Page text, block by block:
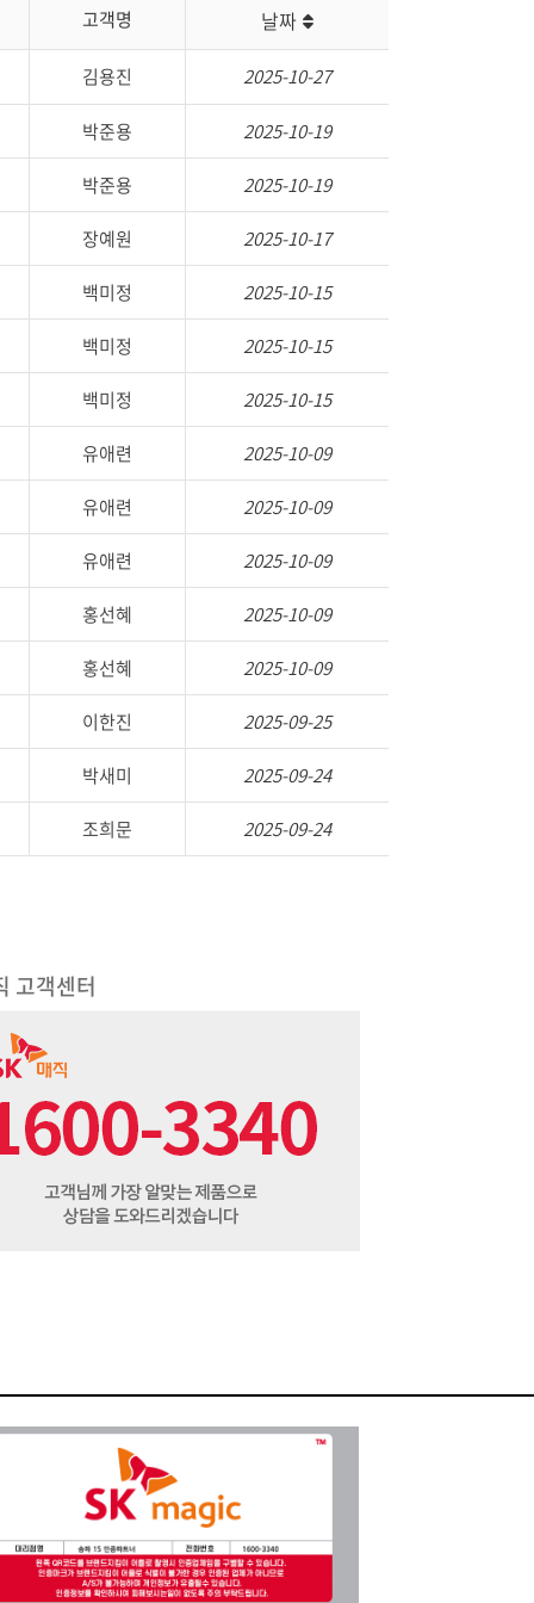
고객명 날짜
김용진 2025-10-27
박준용 2025-10-19
박준용 2025-10-19
장예원 2025-10-17
백미정 2025-10-15
백미정 2025-10-15
백미정 2025-10-15
유애련 2025-10-09
유애련 2025-10-09
유애련 2025-10-09
홍선혜 2025-10-09
홍선혜 2025-10-09
이한진 2025-09-25
박새미 2025-09-24
조희문 2025-09-24
고객센터